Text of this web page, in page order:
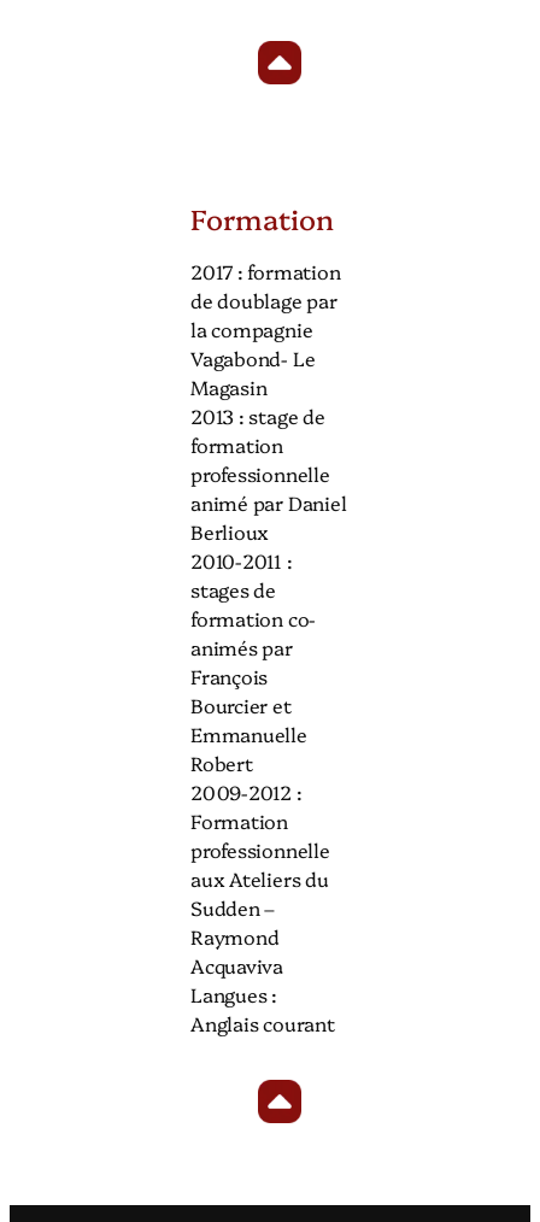
Formation
2017 : formation
de doublage par
la compagnie
Vagabond- Le
Magasin
2013 : stage de
formation
professionnelle
animé par Daniel
Berlioux
2010-2011 :
stages de
formation co-
animés par
François
Bourcier et
Emmanuelle
Robert
2009-2012 :
Formation
professionnelle
aux Ateliers du
Sudden –
Raymond
Acquaviva
Langues :
Anglais courant